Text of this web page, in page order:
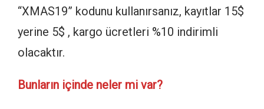
“XMAS19” kodunu kullanırsanız, kayıtlar 15$
yerine 5$ , kargo ücretleri %10 indirimli
olacaktır.
Bunların içinde neler mi var?